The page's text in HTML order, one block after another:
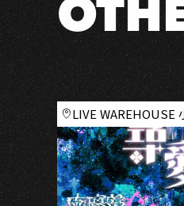
雄
場
LIVE WAREHOUSE